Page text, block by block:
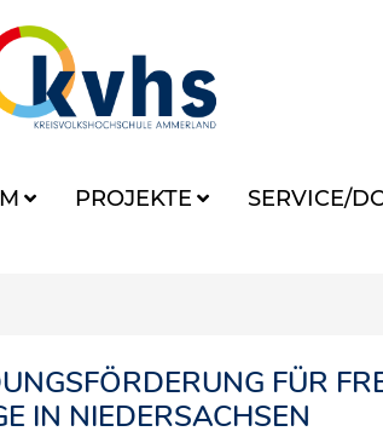
PROJEKTE SERVICE/
FÜR
IN NIEDERSACHSEN